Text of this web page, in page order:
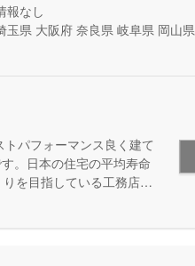
報なし
玉県 大阪府 奈良県 岐阜県 岡山県
パフォーマンス良く建て
。日本の住宅の平均寿命
を目指している工務店さ